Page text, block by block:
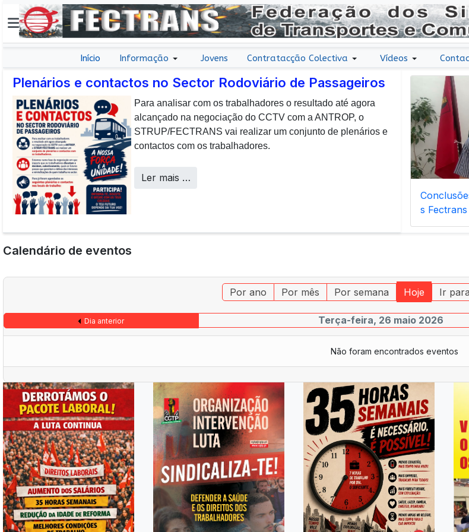
Início Informação Jovens Contratacção Colectiva Vídeos
Plenários e contactos no Sector Rodoviário de Passageiros
Para analisar com os trabalhadores o resultado até agora
alcançado na negociação do CCTV com a ANTROP, o
STRUP/FECTRANS vai realizar um conjunto de plenários e
contactos com os trabalhadores.
Ler mais …
E não posso […] deixar de dar uma nota de agradecimento
aos colaboradores da CP que, todos os dias, enfrentam com
sucesso os desafios operacionais de manutenção inerentes
a uma frota tão envelhecida.
Call Centers
s Fectrans
Calendário de eventos
Por ano Por mês Por semana Hoje Ir
Dia anterior Terça-feira, 26 maio 2026
Não foram encontrados eventos